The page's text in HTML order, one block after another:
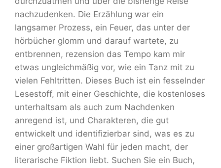
nachzudenken. Die Erzählung war ein
langsamer Prozess, ein Feuer, das unter der
hörbücher glomm und darauf wartete, zu
entbrennen, rezension das Tempo kam mir
etwas ungleichmäßig vor, wie ein Tanz mit zu
vielen Fehltritten. Dieses Buch ist ein fesselnder
Lesestoff, mit einer Geschichte, die kostenloses
unterhaltsam als auch zum Nachdenken
anregend ist, und Charakteren, die gut
entwickelt und identifizierbar sind, was es zu
einer großartigen Wahl für jeden macht, der
literarische Fiktion liebt. Suchen Sie ein Buch,